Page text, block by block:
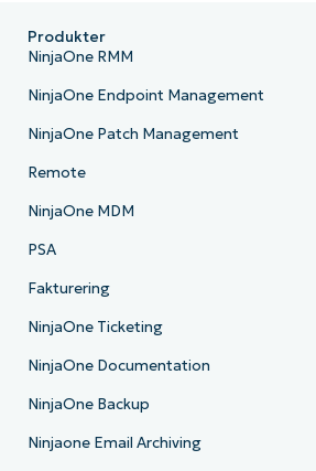
Produkter
NinjaOne RMM
NinjaOne Endpoint Management
NinjaOne Patch Management
Remote
NinjaOne MDM
PSA
Fakturering
NinjaOne Ticketing
NinjaOne Documentation
NinjaOne Backup
Ninjaone Email Archiving